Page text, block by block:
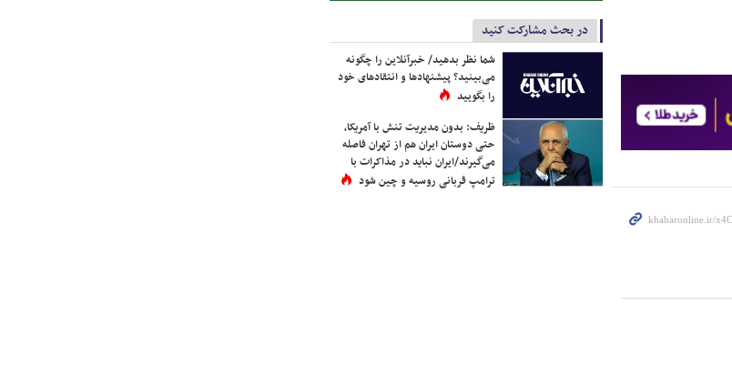
در بحث مشارکت کنید
شما نظر بدهید/ خبرآنلاین را چگونه
می‌بینید؟ پیشنهادها و انتقادهای خود
را بگویید
ظریف: بدون مدیریت تنش با آمریکا،
حتی دوستان ایران هم از تهران فاصله
می‌گیرند/ایران نباید در مذاکرات با
ترامپ قربانی روسیه و چین شود